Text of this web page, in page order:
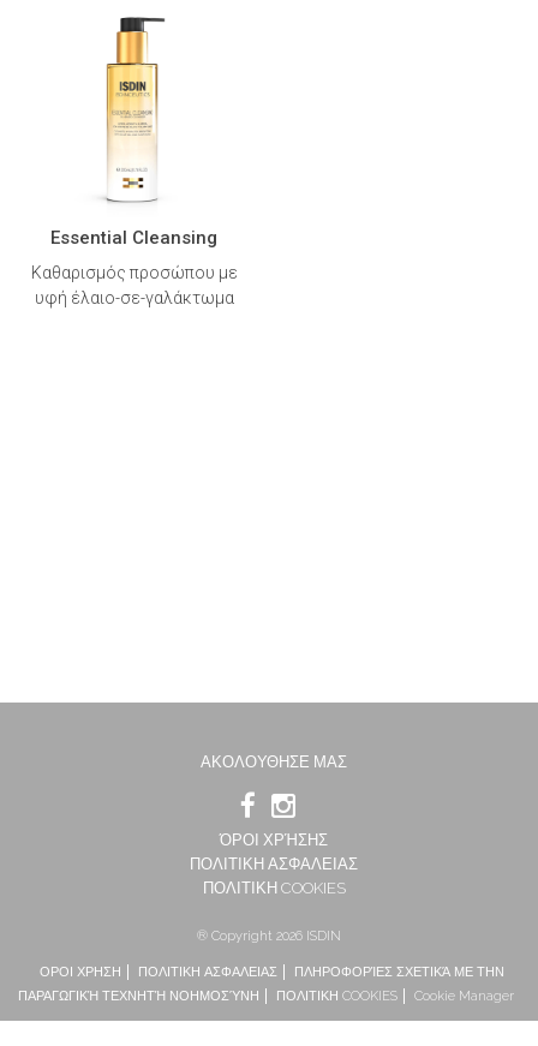
Essential Cleansing
Καθαρισμός προσώπου με
υφή έλαιο-σε-γαλάκτωμα
ΑΚΟΛΟΥΘΗΣΕ ΜΑΣ
ΌΡΟΙ ΧΡΉΣΗΣ
ΠΟΛΙΤΙΚΗ ΑΣΦΑΛΕΙΑΣ
ΠΟΛΙΤΙΚΗ COOKIES
® Copyright 2026 ISDIN
ΟΡΟΙ ΧΡΗΣΗ ΠΟΛΙΤΙΚΗ ΑΣΦΑΛΕΙΑΣ
ΠΛΗΡΟΦΟΡΊΕΣ ΣΧΕΤΙΚΆ ΜΕ ΤΗΝ
ΠΑΡΑΓΩΓΙΚΉ ΤΕΧΝΗΤΉ ΝΟΗΜΟΣΎΝΗ
ΠΟΛΙΤΙΚΗ COOKIES Cookie Manager